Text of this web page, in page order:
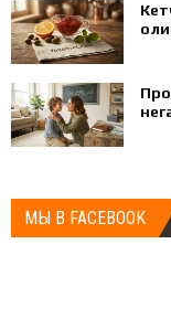
МЫ В FACEBOOK